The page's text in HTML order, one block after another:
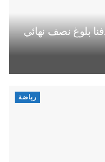
بلوغ نصف نهائي
رياضة